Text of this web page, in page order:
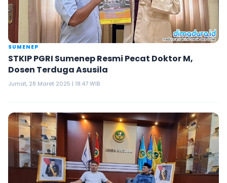
SUMENEP
STKIP PGRI Sumenep Resmi Pecat Doktor M,
Dosen Terduga Asusila
Jumat, 28 Maret 2025 | 18:47 WIB